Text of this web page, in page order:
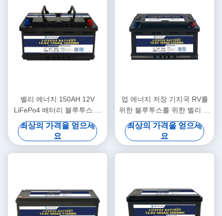
벨리 에너지 150AH 12V
LiFePo4 배터리 블루투스 및
자열
최상의 가격을 얻으세
요
업 에너지 저장 기지국 RV를
위한 블루투스를 위한 벨리 에
너지 최신 디자인 12V 180AH
배터리
최상의 가격을 얻으세
요